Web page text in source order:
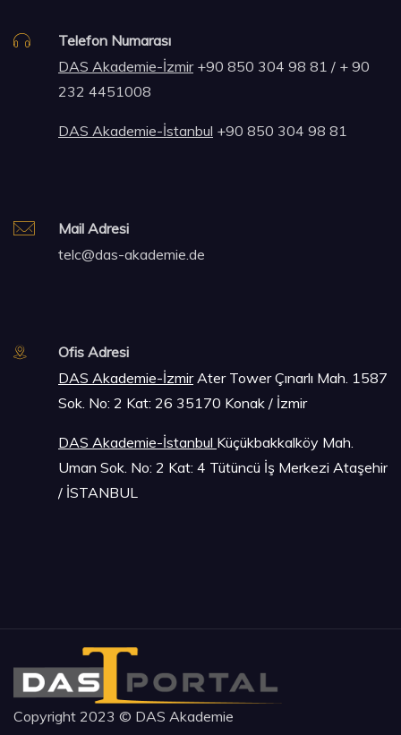
Telefon Numarası
DAS Akademie-İzmir+90 850 304 98 81 / + 90
232 4451008
DAS Akademie-İstanbul +90 850 304 98 81
Mail Adresi
telc@das-akademie.de
Ofis Adresi
DAS Akademie-İzmirAter Tower Çınarlı Mah. 1587
Sok. No: 2 Kat: 26 35170 Konak / İzmir
DAS Akademie-İstanbul Küçükbakkalköy Mah.
Uman Sok. No: 2 Kat: 4 Tütüncü İş Merkezi Ataşehir
/ İSTANBUL
Copyright 2023 © DAS Akademie